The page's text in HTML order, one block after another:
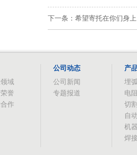
下一条：希望寄托在你们身上
域
誉
作
公司动态
公司新闻
专题报道
产
埋
电
切
自
机
焊